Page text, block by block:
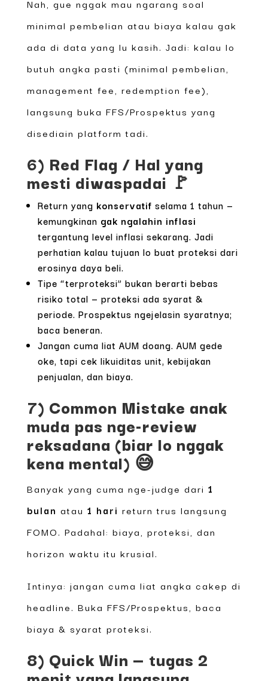
Nah, gue nggak mau ngarang soal
minimal pembelian atau biaya kalau gak
ada di data yang lu kasih. Jadi: kalau lo
butuh angka pasti (minimal pembelian,
management fee, redemption fee),
langsung buka FFS/Prospektus yang
disediain platform tadi.
6) Red Flag / Hal yang
mesti diwaspadai 🚩
Return yang konservatif selama 1 tahun —
kemungkinan gak ngalahin inflasi
tergantung level inflasi sekarang. Jadi
perhatian kalau tujuan lo buat proteksi dari
erosinya daya beli.
Tipe “terproteksi” bukan berarti bebas
risiko total — proteksi ada syarat &
periode. Prospektus ngejelasin syaratnya;
baca beneran.
Jangan cuma liat AUM doang. AUM gede
oke, tapi cek likuiditas unit, kebijakan
penjualan, dan biaya.
7) Common Mistake anak
muda pas nge-review
reksadana (biar lo nggak
kena mental) 😅
Banyak yang cuma nge-judge dari 1
bulan atau 1 hari return trus langsung
FOMO. Padahal: biaya, proteksi, dan
horizon waktu itu krusial.
Intinya: jangan cuma liat angka cakep di
headline. Buka FFS/Prospektus, baca
biaya & syarat proteksi.
8) Quick Win — tugas 2